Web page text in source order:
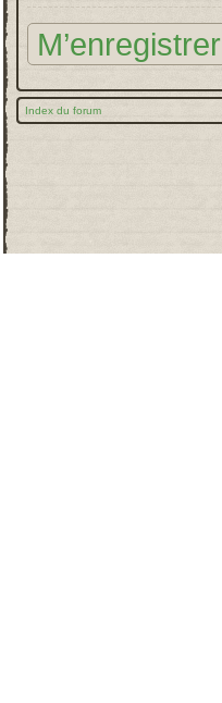
M’enregistrer
Index du forum